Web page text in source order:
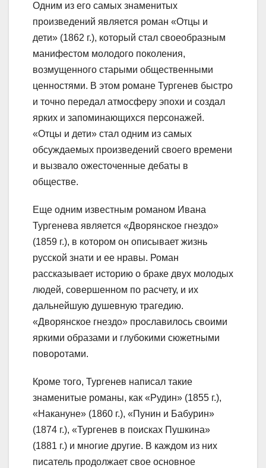
Одним из его самых знаменитых
произведений является роман «Отцы и
дети» (1862 г.), который стал своеобразным
манифестом молодого поколения,
возмущенного старыми общественными
ценностями. В этом романе Тургенев быстро
и точно передал атмосферу эпохи и создал
ярких и запоминающихся персонажей.
«Отцы и дети» стал одним из самых
обсуждаемых произведений своего времени
и вызвало ожесточенные дебаты в
обществе.
Еще одним известным романом Ивана
Тургенева является «Дворянское гнездо»
(1859 г.), в котором он описывает жизнь
русской знати и ее нравы. Роман
рассказывает историю о браке двух молодых
людей, совершенном по расчету, и их
дальнейшую душевную трагедию.
«Дворянское гнездо» прославилось своими
яркими образами и глубокими сюжетными
поворотами.
Кроме того, Тургенев написал такие
знаменитые романы, как «Рудин» (1855 г.),
«Накануне» (1860 г.), «Пунин и Бабурин»
(1874 г.), «Тургенев в поисках Пушкина»
(1881 г.) и многие другие. В каждом из них
писатель продолжает свое основное